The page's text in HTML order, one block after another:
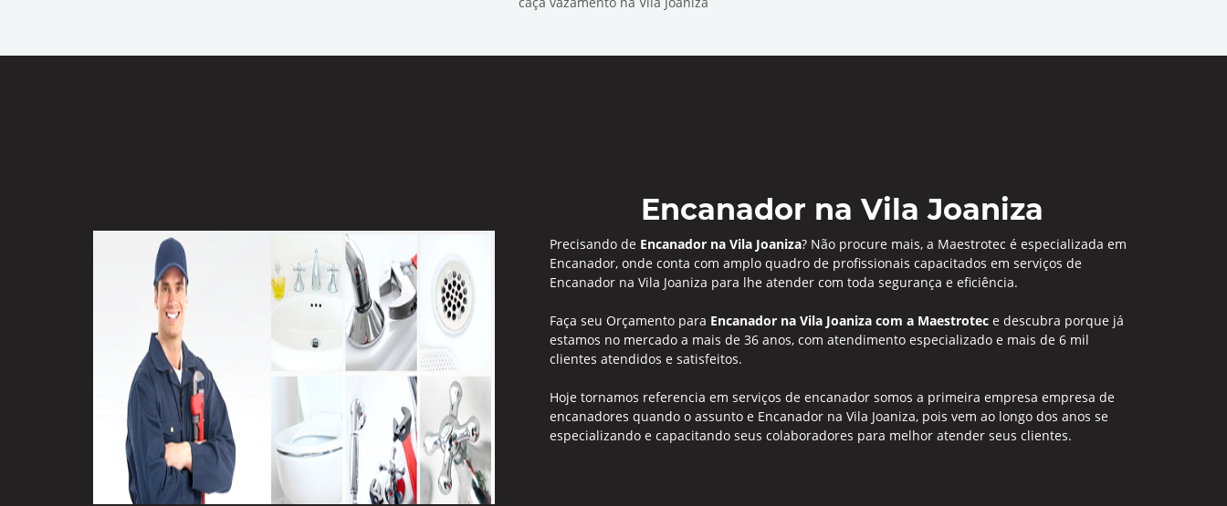
Encanador na Vila Joaniza
Precisando de Encanador na Vila Joaniza? Não procure mais, a Maestrotec é especializada em
Encanador, onde conta com amplo quadro de profissionais capacitados em serviços de
Encanador na Vila Joaniza para lhe atender com toda segurança e eficiência.
Faça seu Orçamento para Encanador na Vila Joaniza com a Maestrotec e descubra porque já
estamos no mercado a mais de 36 anos, com atendimento especializado e mais de 6 mil
clientes atendidos e satisfeitos.
Hoje tornamos referencia em serviços de encanador somos a primeira empresa empresa de
encanadores quando o assunto e Encanador na Vila Joaniza, pois vem ao longo dos anos se
especializando e capacitando seus colaboradores para melhor atender seus clientes.